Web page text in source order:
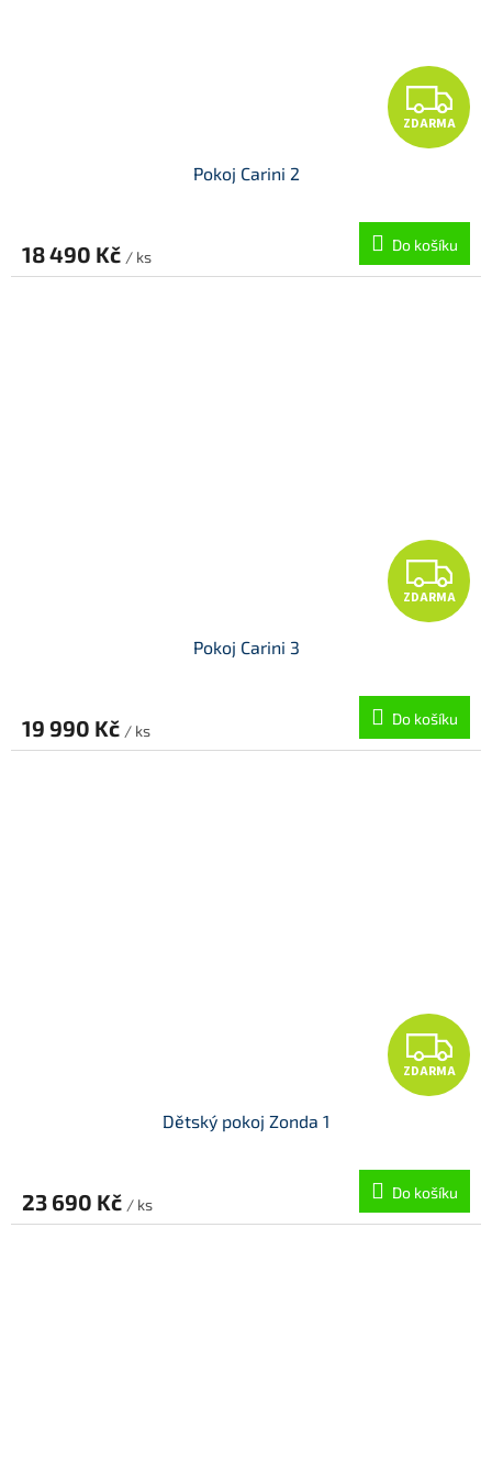
Z
D
R
M
ZDARMA
Pokoj Carini 2
18 490 Kč / ks
Do košíku
Z
D
R
M
ZDARMA
Pokoj Carini 3
19 990 Kč / ks
Do košíku
Z
D
R
M
ZDARMA
Dětský pokoj Zonda 1
23 690 Kč / ks
Do košíku